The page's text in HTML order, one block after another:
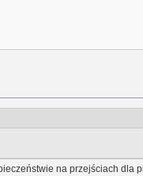
na przejściach dla